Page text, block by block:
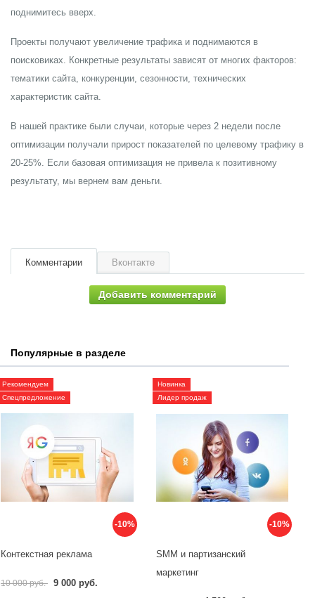
поднимитесь вверх.
Проекты получают увеличение трафика и поднимаются в
поисковиках. Конкретные результаты зависят от многих факторов:
тематики сайта, конкуренции, сезонности, технических
характеристик сайта.
В нашей практике были случаи, которые через 2 недели после
оптимизации получали прирост показателей по целевому трафику в
20-25%. Если базовая оптимизация не привела к позитивному
результату, мы вернем вам деньги.
Комментарии Вконтакте
Добавить комментарий
Популярные в разделе
-10%
Рекомендуем
Спецпредложение
Контекстная реклама
10 000 руб. 9 000 руб.
-10%
Новинка
Лидер продаж
SMM и партизанский
маркетинг